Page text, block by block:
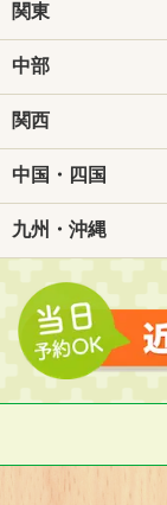
関東
中部
関西
中国・四国
九州・沖縄